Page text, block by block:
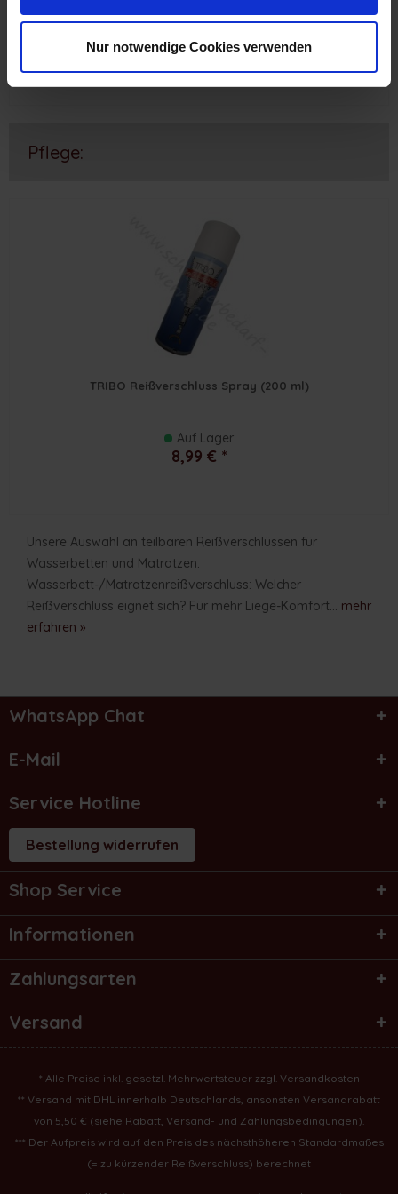
Nur notwendige Cookies verwenden
ab 9,55 € *
Pflege:
TRIBO Reißverschluss Spray (200 ml)
Auf Lager
8,99 € *
Unsere Auswahl an teilbaren Reißverschlüssen für
Wasserbetten und Matratzen.
Wasserbett-/Matratzenreißverschluss: Welcher
Reißverschluss eignet sich? Für mehr Liege-Komfort... mehr
erfahren »
WhatsApp Chat
E-Mail
Service Hotline
Bestellung widerrufen
Shop Service
Informationen
Zahlungsarten
Versand
* Alle Preise inkl. gesetzl. Mehrwertsteuer zzgl. Versandkosten
** Versand mit DHL innerhalb Deutschlands, ansonsten Versandrabatt
von 5,50 € (siehe Rabatt, Versand- und Zahlungsbedingungen).
*** Der Aufpreis wird auf den Preis des nächsthöheren Standardmaßes
(= zu kürzender Reißverschluss) berechnet